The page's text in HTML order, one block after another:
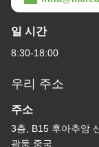
일 시간
8:30-18:00
우리 주소
주소
3층, B15 후아추앙
광둥 중국